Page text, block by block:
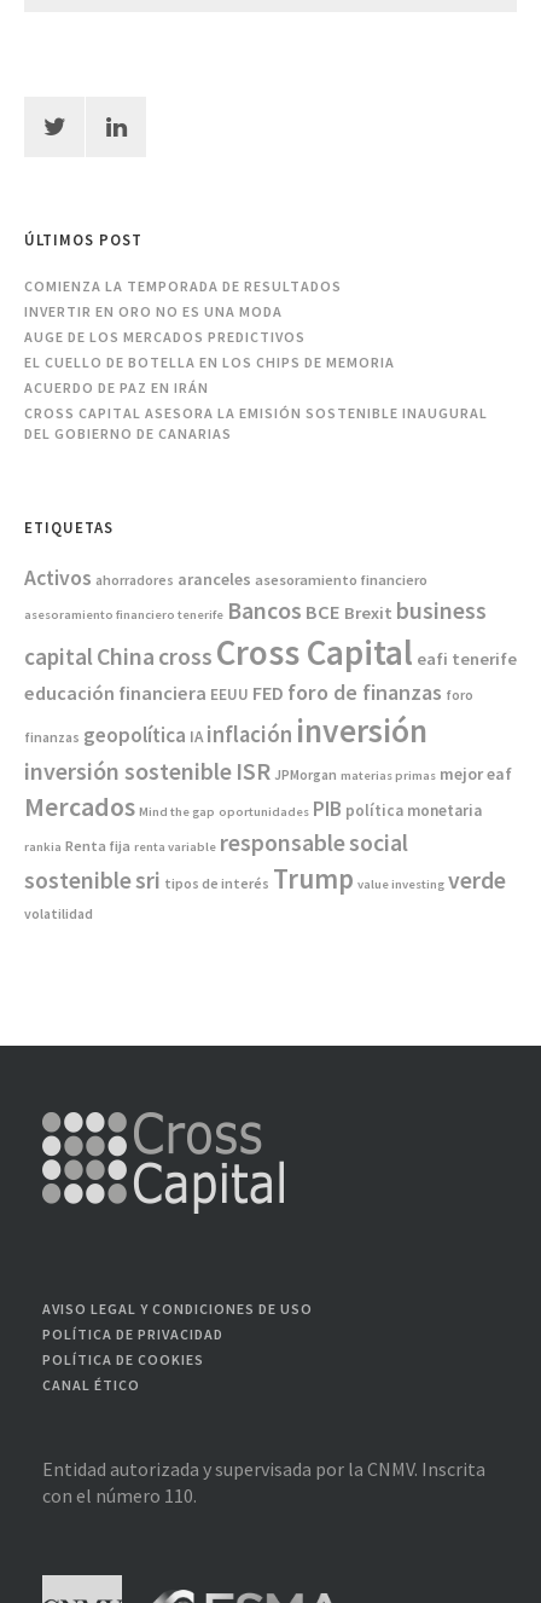
ÚLTIMOS POST
COMIENZA LA TEMPORADA DE RESULTADOS
INVERTIR EN ORO NO ES UNA MODA
AUGE DE LOS MERCADOS PREDICTIVOS
EL CUELLO DE BOTELLA EN LOS CHIPS DE MEMORIA
ACUERDO DE PAZ EN IRÁN
CROSS CAPITAL ASESORA LA EMISIÓN SOSTENIBLE INAUGURAL
DEL GOBIERNO DE CANARIAS
ETIQUETAS
Activos ahorradores aranceles asesoramiento financiero
asesoramiento financiero tenerife Bancos BCE Brexit business
capital China cross Cross Capital eafi tenerife
educación financiera EEUU FED foro de finanzas foro
finanzas geopolítica IA inflación inversión
inversión sostenible ISR JPMorgan materias primas mejor eaf
Mercados Mind the gap oportunidades PIB política monetaria
rankia Renta fija renta variable responsablesocial
sosteniblesri tipos de interés Trump value investing verde
volatilidad
AVISO LEGAL Y CONDICIONES DE USO
POLÍTICA DE PRIVACIDAD
POLÍTICA DE COOKIES
CANAL ÉTICO
Entidad autorizada y supervisada por la CNMV. Inscrita
con el número 110.